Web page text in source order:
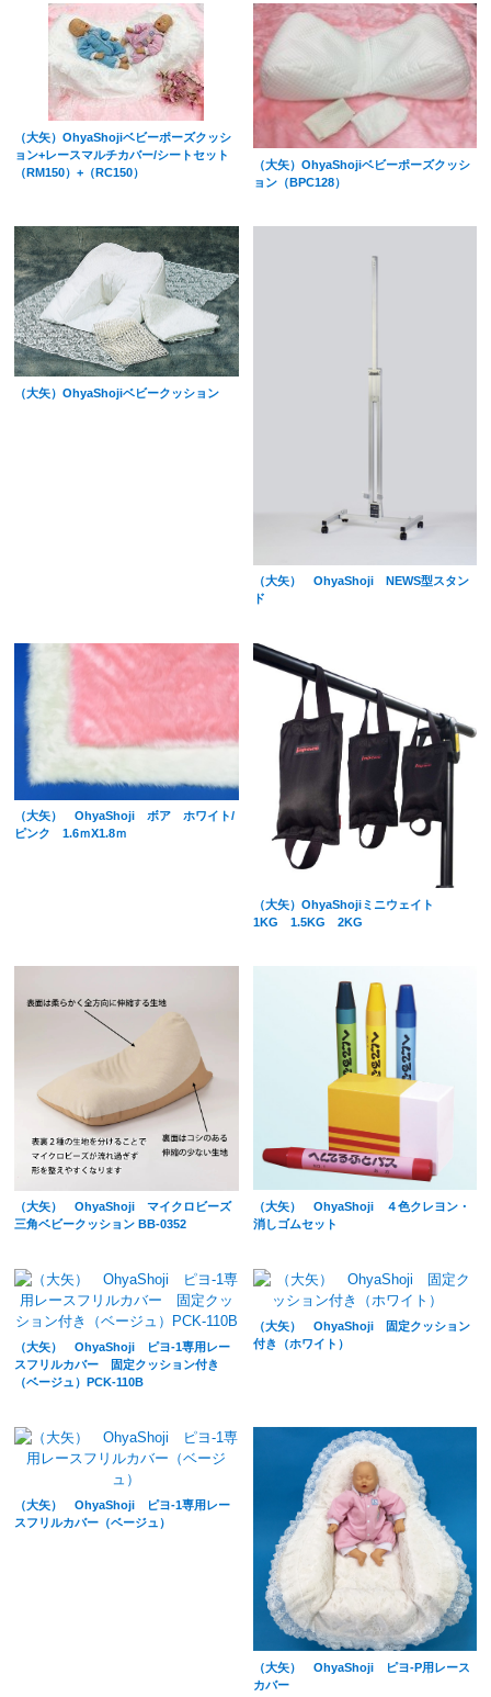
（大矢）OhyaShojiベビーポーズクッシ
ョン+レースマルチカバー/シートセット
（RM150）+（RC150）
（大矢）OhyaShojiベビーポーズクッシ
ョン（BPC128）
（大矢）OhyaShojiベビークッション
（大矢） OhyaShoji NEWS型スタン
ド
（大矢） OhyaShoji ボア ホワイト/
ピンク 1.6ｍX1.8ｍ
（大矢）OhyaShojiミニウェイト
1KG 1.5KG 2KG
（大矢） OhyaShoji マイクロビーズ
三角ベビークッション BB-0352
（大矢） OhyaShoji ４色クレヨン・
消しゴムセット
（大矢） OhyaShoji ピヨ-1専用レー
スフリルカバー 固定クッション付き
（ベージュ）PCK-110B
（大矢） OhyaShoji 固定クッション
付き（ホワイト）
（大矢） OhyaShoji ピヨ-1専用レー
スフリルカバー（ベージュ）
（大矢） OhyaShoji ピヨ-P用レース
カバー